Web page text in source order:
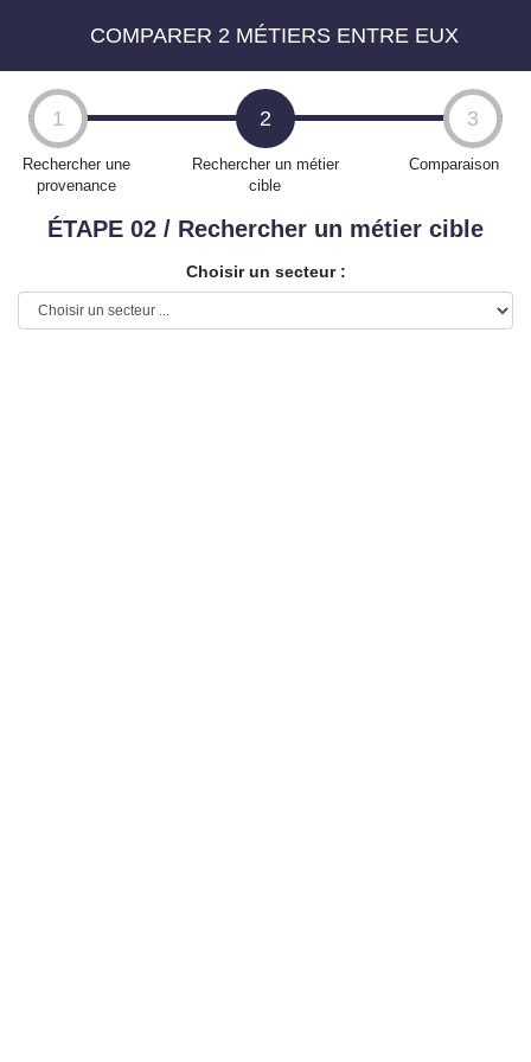
contenu
principal
COMPARER 2 MÉTIERS ENTRE EUX
1 2 3
Rechercher une
provenance
Rechercher un métier
cible
Comparaison
ÉTAPE 02 / Rechercher un métier cible
Choisir un secteur :